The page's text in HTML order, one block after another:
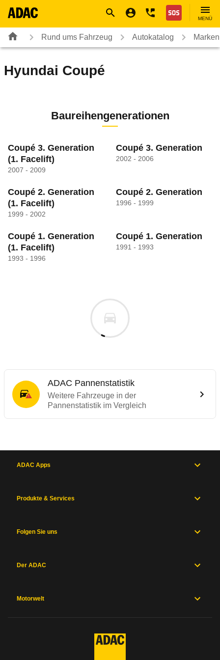
Nothilfe
MENÜ
Rund ums Fahrzeug Autokatalog
Hyundai Coupé
Baureihengenerationen
Coupé 3. Generation
(1. Facelift)
2007 - 2009
Coupé 3. Generation
2002 - 2006
Coupé 2. Generation
(1. Facelift)
1999 - 2002
Coupé 2. Generation
1996 - 1999
Coupé 1. Generation
(1. Facelift)
1993 - 1996
Coupé 1. Generation
1991 - 1993
ADAC Pannenstatistik
Weitere Fahrzeuge in der
Pannenstatistik im Vergleich
ADAC Apps
Produkte & Services
Folgen Sie uns
Der ADAC
Motorwelt